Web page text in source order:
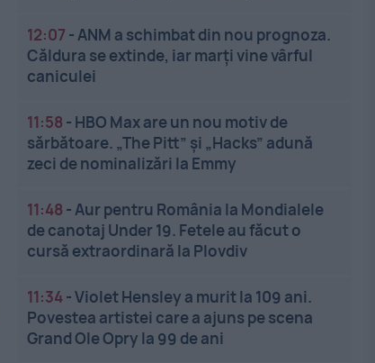
12:07 -ANM a schimbat din nou prognoza.
Căldura se extinde, iar marți vine vârful
caniculei
11:58 - HBO Max are un nou motiv de
sărbătoare. „The Pitt” și „Hacks” adună
zeci de nominalizări la Emmy
11:48 -Aur pentru România la Mondialele
de canotaj Under 19. Fetele au făcut o
cursă extraordinară la Plovdiv
11:34-Violet Hensley a murit la 109 ani.
Povestea artistei care a ajuns pe scena
Grand Ole Opry la 99 de ani